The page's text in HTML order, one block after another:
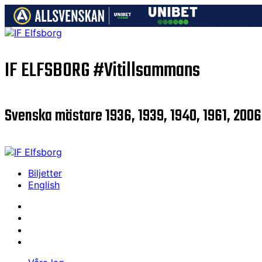
IF ELFSBORG#Vitillsammans
Svenska mästare 1936, 1939, 1940, 1961,
Biljetter
English